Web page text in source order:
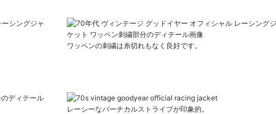
ワッペンの刺繍は糸切れもなく良好です。
レーシーなバーチカルストライプが印象的。